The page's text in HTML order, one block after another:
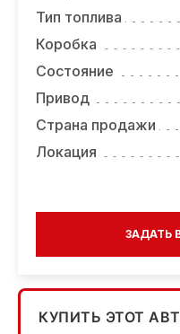
Тип топлива
Коробка
Состояние
Привод
Страна продажи
Локация
ЗАДАТЬ
КУПИТЬ ЭТОТ